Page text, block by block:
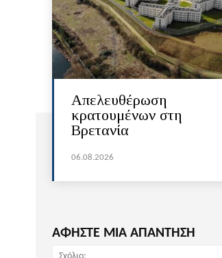
Απελευθέρωση
κρατουμένων στη
Βρετανία
06.08.2026
ΑΦΗΣΤΕ ΜΙΑ ΑΠΑΝΤΗΣΗ